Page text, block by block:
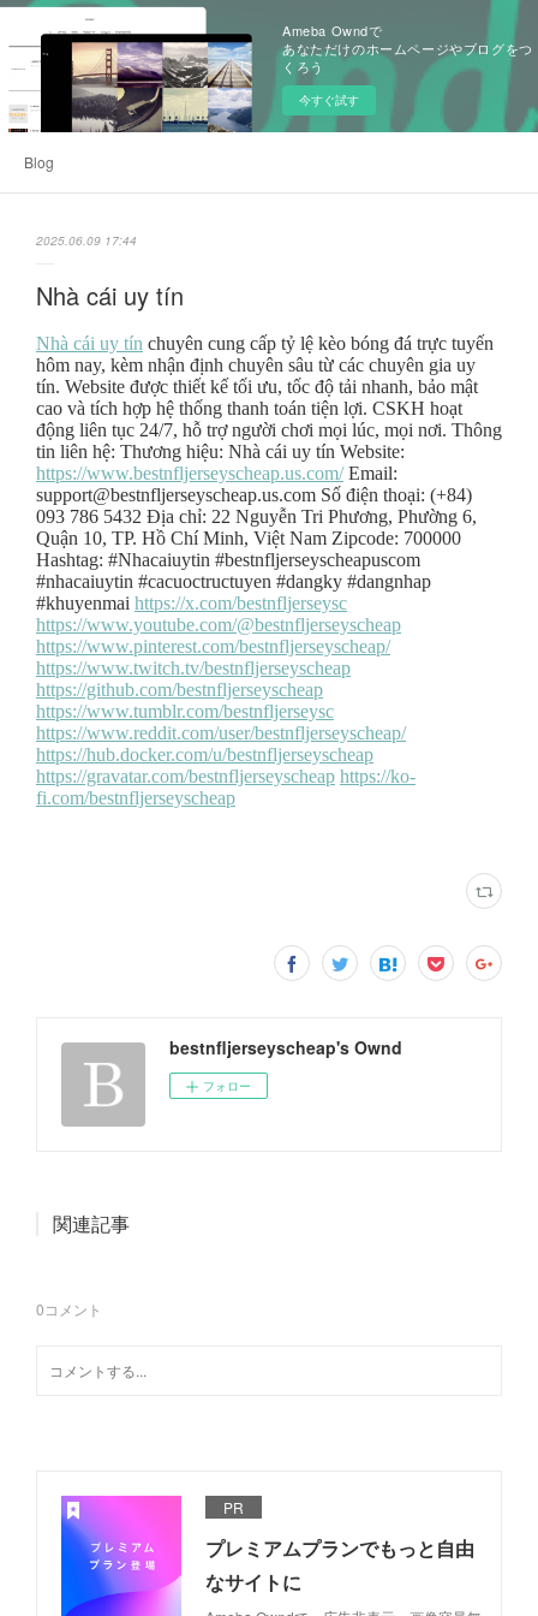
Ameba Owndで
あなただけのホームページやブログをつ
くろう
今すぐ試す
Blog
2025.06.09 17:44
Nhà cái uy tín
bestnfljerseyscheap's Ownd
フォロー
関連記事
0コメント
PR
プレミアムプランでもっと自由
なサイトに